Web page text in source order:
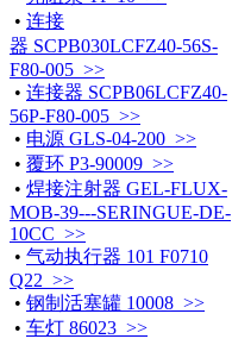
• 连接
器 SCPB030LCFZ40-56S-
F80-005 >>
• 连接器 SCPB06LCFZ40-
56P-F80-005 >>
• 电源 GLS-04-200 >>
• 覆环 P3-90009 >>
• 焊接注射器 GEL-FLUX-
MOB-39---SERINGUE-DE-
10CC >>
• 气动执行器 101 F0710
Q22 >>
• 钢制活塞罐 10008 >>
• 车灯 86023 >>